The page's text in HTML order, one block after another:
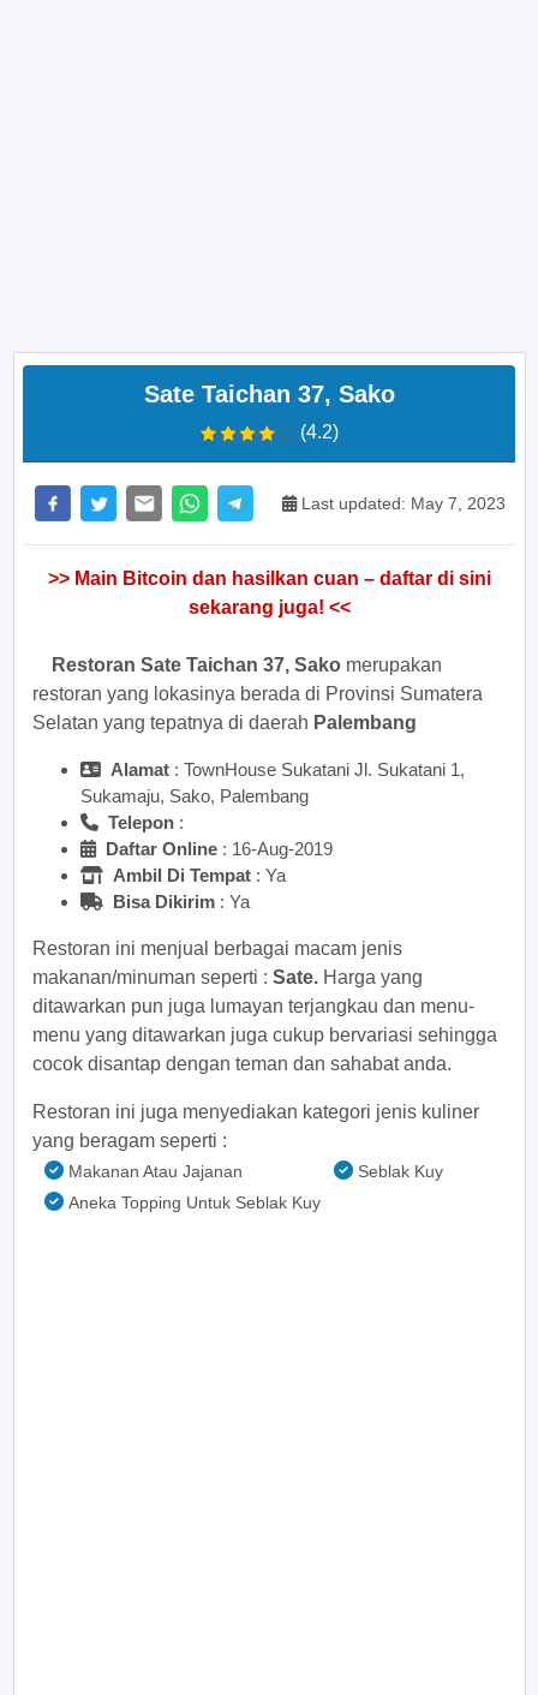
Sate Taichan 37, Sako
(4.2)
Last updated: May 7, 2023
>> Main Bitcoin dan hasilkan cuan – daftar di sini
sekarang juga! <<
Restoran Sate Taichan 37, Sako merupakan
restoran yang lokasinya berada di Provinsi Sumatera
Selatan yang tepatnya di daerah Palembang
Alamat : TownHouse Sukatani Jl. Sukatani 1,
Sukamaju, Sako, Palembang
Telepon :
Daftar Online : 16-Aug-2019
Ambil Di Tempat : Ya
Bisa Dikirim : Ya
Restoran ini menjual berbagai macam jenis
makanan/minuman seperti : Sate. Harga yang
ditawarkan pun juga lumayan terjangkau dan menu-
menu yang ditawarkan juga cukup bervariasi sehingga
cocok disantap dengan teman dan sahabat anda.
Restoran ini juga menyediakan kategori jenis kuliner
yang beragam seperti :
Makanan Atau Jajanan
Seblak Kuy
Aneka Topping Untuk Seblak Kuy